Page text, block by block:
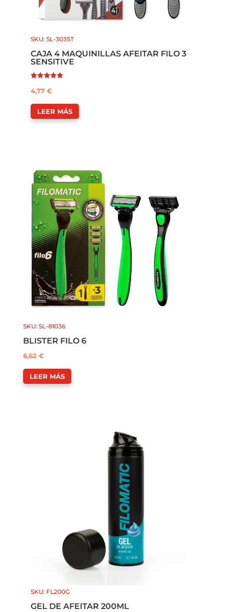
SKU: SL-3035T
CAJA 4 MAQUINILLAS AFEITAR FILO 3
SENSITIVE
5.00
4,77 €
LEER MÁS
SKU: SL-81036
BLISTER FILO 6
6,62€
LEER MÁS
SKU: FL200G
GEL DE AFEITAR 200ML